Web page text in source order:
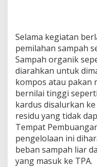
Selama kegiatan
pemilahan sampah
Sampah organik
diarahkan untuk
kompos atau pakan
bernilai tinggi
kardus disalurkan
residu yang tidak
Tempat
pengelolaan ini
beban sampah liar
yang masuk ke TPA.